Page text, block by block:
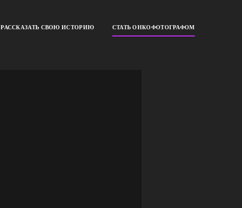
РАССКАЗАТЬ СВОЮ ИСТОРИЮ СТАТЬ ОНКОФОТОГРАФОМ